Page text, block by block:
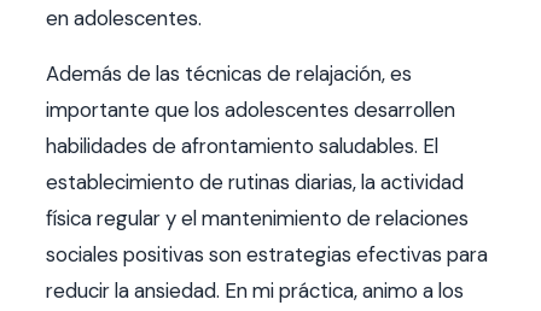
en adolescentes.
Además de las técnicas de relajación, es
importante que los adolescentes desarrollen
habilidades de afrontamiento saludables. El
establecimiento de rutinas diarias, la actividad
física regular y el mantenimiento de relaciones
sociales positivas son estrategias efectivas para
reducir la ansiedad. En mi práctica, animo a los